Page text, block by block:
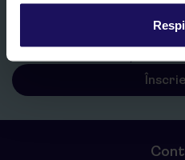
Romania SRL în scopuri de
„Informații